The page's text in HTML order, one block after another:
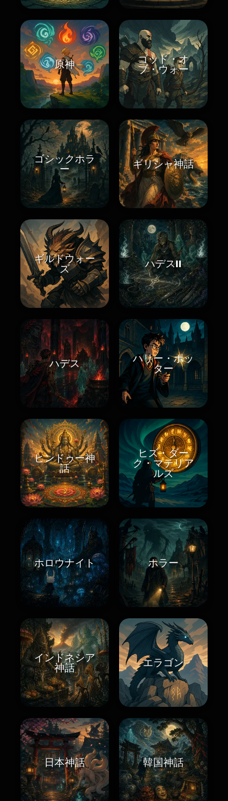
原神
ゴッド・オ
ブ・ウォー
ゴシックホラ
ー
ギリシャ神話
ギルドウォー
ズ
ハデスII
ハデス
ハリー・ポッ
ター
ヒンドゥー神
話
ヒズ・ダー
ク・マテリア
ルズ
ホロウナイト ホラー
インドネシア
神話
エラゴン
日本神話 韓国神話